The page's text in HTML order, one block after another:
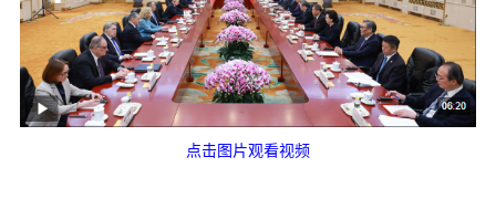
点击图片观看视频